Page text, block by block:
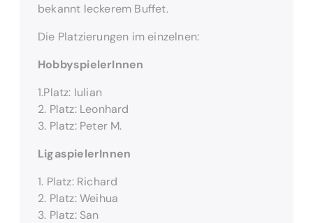
bekannt leckerem Buffet.
Die Platzierungen im einzelnen:
HobbyspielerInnen
1.Platz: Iulian
2. Platz: Leonhard
3. Platz: Peter M.
LigaspielerInnen
1. Platz: Richard
2. Platz: Weihua
3. Platz: San